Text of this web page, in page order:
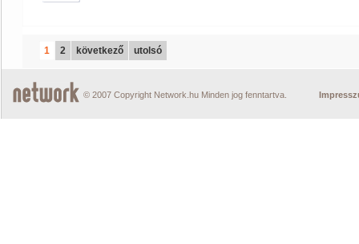
1 2 következő utolsó
© 2007 Copyright Network.hu Minden jog fenntartva.